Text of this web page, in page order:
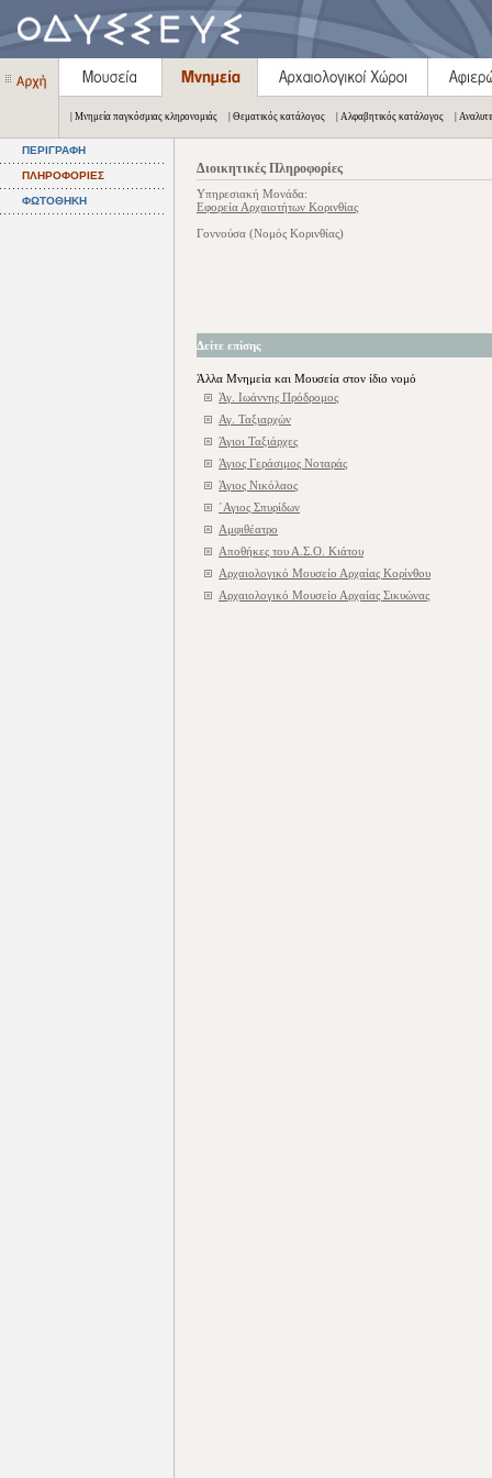
| Μνημεία παγκόσμιας κληρονομιάς | Θεματικός κατάλογος | Αλφαβητικός κατάλογος |
ΠΕΡΙΓΡΑΦΗ
ΠΛΗΡΟΦΟΡΙΕΣ
ΦΩΤΟΘΗΚΗ
Διοικητικές Πληροφορίες
Υπηρεσιακή Μονάδα:
Εφορεία Αρχαιοτήτων Κορινθίας
Γοννούσα (Νομός Κορινθίας)
Δείτε επίσης
Άλλα Μνημεία και Μουσεία στον ίδιο νομό
Άγ. Ιωάννης Πρόδρομος
Αγ. Ταξιαρχών
Άγιοι Ταξιάρχες
Άγιος Γεράσιμος Νοταράς
Άγιος Νικόλαος
΄Αγιος Σπυρίδων
Αμφιθέατρο
Αποθήκες του Α.Σ.Ο. Κιάτου
Αρχαιολογικό Μουσείο Αρχαίας Κορίνθου
Αρχαιολογικό Μουσείο Αρχαίας Σικυώνας